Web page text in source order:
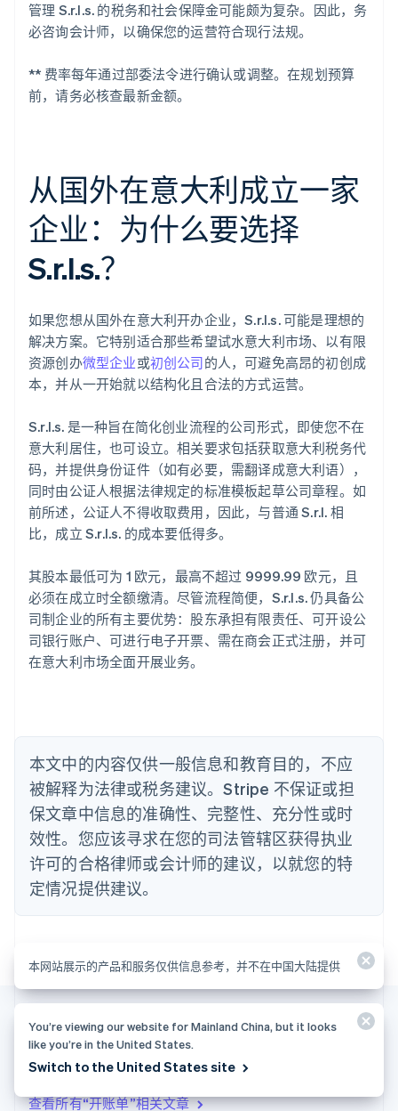
管理 S.r.l.s. 的税务和社会保障金可能颇为复杂。因此，务
必咨询会计师，以确保您的运营符合现行法规。
** 费率每年通过部委法令进行确认或调整。在规划预算
前，请务必核查最新金额。
从国外在意大利成立一家
企业：为什么要选择
S.r.l.s.？
如果您想从国外在意大利开办企业，S.r.l.s. 可能是理想的
解决方案。它特别适合那些希望试水意大利市场、以有限
资源创办微型企业或初创公司的人，可避免高昂的初创成
本，并从一开始就以结构化且合法的方式运营。
S.r.l.s. 是一种旨在简化创业流程的公司形式，即使您不在
意大利居住，也可设立。相关要求包括获取意大利税务代
码，并提供身份证件（如有必要，需翻译成意大利语），
同时由公证人根据法律规定的标准模板起草公司章程。如
前所述，公证人不得收取费用，因此，与普通 S.r.l. 相
比，成立 S.r.l.s. 的成本要低得多。
其股本最低可为 1 欧元，最高不超过 9999.99 欧元，且
必须在成立时全额缴清。尽管流程简便，S.r.l.s. 仍具备公
司制企业的所有主要优势：股东承担有限责任、可开设公
司银行账户、可进行电子开票、需在商会正式注册，并可
在意大利市场全面开展业务。
本文中的内容仅供一般信息和教育目的，不应
被解释为法律或税务建议。Stripe 不保证或担
保文章中信息的准确性、完整性、充分性或时
效性。您应该寻求在您的司法管辖区获得执业
许可的合格律师或会计师的建议，以就您的特
定情况提供建议。
更多文章
查看所有“开账单”相关文章
阿联酋
English
爱尔兰
English
爱沙尼亚
奥地利
DeutschEnglish
澳大利亚
English
巴西
PortuguêsEnglish
English
丹麦
English
德国
DeutschEnglish
法国
FrançaisEnglish
芬兰
EnglishSvenska
加拿大
捷克
English
克罗地亚
拉脱维亚
本网站展示的产品和服务仅供信息参考，并不在中国大陆提供
You’re viewing our website for Mainland China, but it looks
like you’re in the United States.
Switch to the United States site